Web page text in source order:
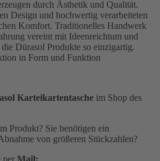
durch Ästhetik und Qualität.
Design und hochwertig verarbeiteten
Komfort. Traditionelles Handwerk
vereint mit Ideenreichtum und
Dürasol Produkte so einzigartig.
in Form und Funktion
Karteikartentasche im Shop des
Produkt? Sie benötigen ein
von größeren Stückzahlen?